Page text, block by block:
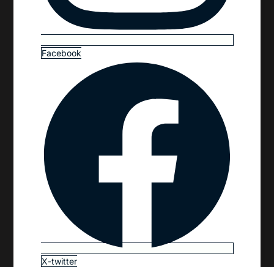
Facebook
X-twitter